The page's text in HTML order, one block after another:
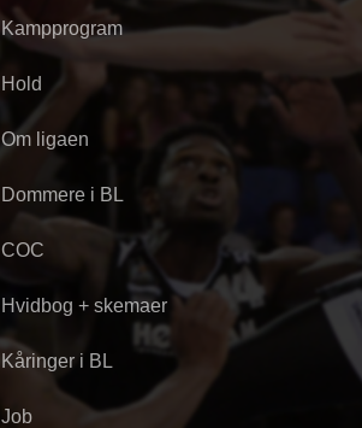
Kampprogram
Hold
Om ligaen
Dommere i BL
COC
Hvidbog + skemaer
Kåringer i BL
Job